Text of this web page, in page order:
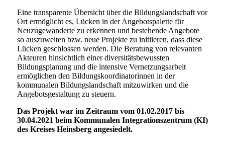
Eine transparente Übersicht über die Bildungslandschaft vor
Ort ermöglicht es, Lücken in der Angebotspalette für
Neuzugewanderte zu erkennen und bestehende Angebote
so auszuweiten bzw. neue Projekte zu initiieren, dass diese
Lücken geschlossen werden. Die Beratung von relevanten
Akteuren hinsichtlich einer diversitätsbewussten
Bildungsplanung und die intensive Vernetzungsarbeit
ermöglichen den Bildungskoordinatorinnen in der
kommunalen Bildungslandschaft mitzuwirken und die
Angebotsgestaltung zu steuern.
Das Projekt war im Zeitraum vom 01.02.2017 bis
30.04.2021 beim Kommunalen Integrationszentrum (KI)
des Kreises Heinsberg angesiedelt.